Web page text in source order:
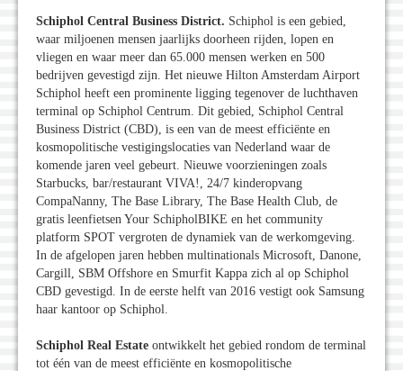
Schiphol Central Business District. Schiphol is een gebied,
waar miljoenen mensen jaarlijks doorheen rijden, lopen en
vliegen en waar meer dan 65.000 mensen werken en 500
bedrijven gevestigd zijn. Het nieuwe Hilton Amsterdam Airport
Schiphol heeft een prominente ligging tegenover de luchthaven
terminal op Schiphol Centrum. Dit gebied, Schiphol Central
Business District (CBD), is een van de meest efficiënte en
kosmopolitische vestigingslocaties van Nederland waar de
komende jaren veel gebeurt. Nieuwe voorzieningen zoals
Starbucks, bar/restaurant VIVA!, 24/7 kinderopvang
CompaNanny, The Base Library, The Base Health Club, de
gratis leenfietsen Your SchipholBIKE en het community
platform SPOT vergroten de dynamiek van de werkomgeving.
In de afgelopen jaren hebben multinationals Microsoft, Danone,
Cargill, SBM Offshore en Smurfit Kappa zich al op Schiphol
CBD gevestigd. In de eerste helft van 2016 vestigt ook Samsung
haar kantoor op Schiphol.
Schiphol Real Estate ontwikkelt het gebied rondom de terminal
tot één van de meest efficiënte en kosmopolitische